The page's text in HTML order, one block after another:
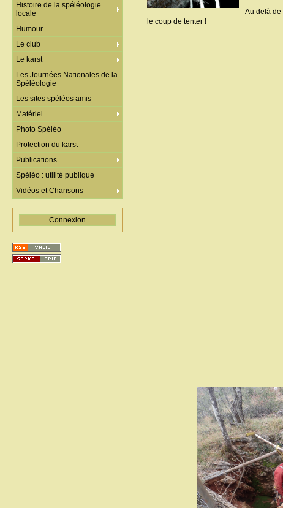
Au delà de
le coup de tenter !
Histoire de la spéléologie
locale
Humour
Le club
Le karst
Les Journées Nationales de la
Spéléologie
Les sites spéléos amis
Matériel
Photo Spéléo
Protection du karst
Publications
Spéléo : utilité publique
Vidéos et Chansons
Connexion